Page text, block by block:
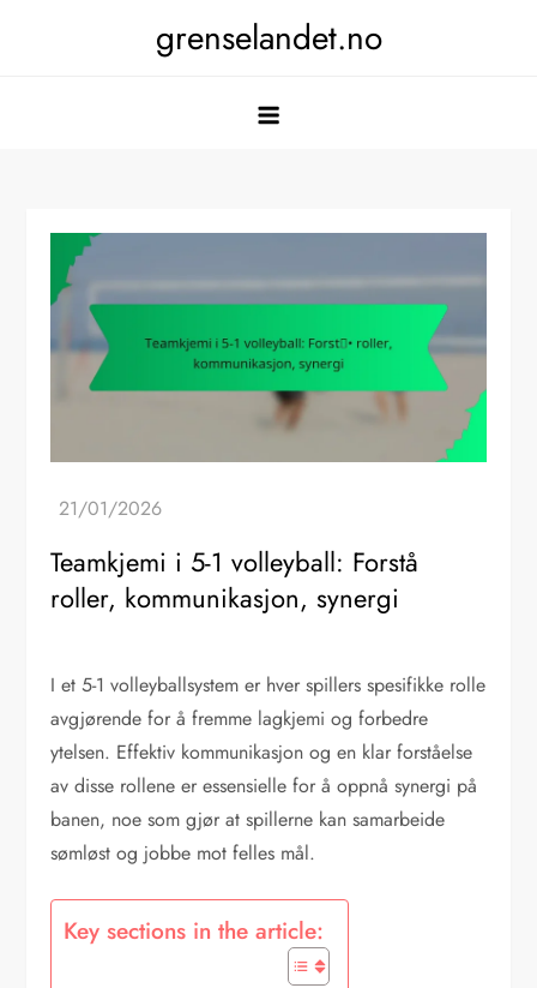
grenselandet.no
Teamkjemi i 5-1 volleyball: Forstå
roller, kommunikasjon, synergi
I et 5-1 volleyballsystem er hver spillers spesifikke rolle
avgjørende for å fremme lagkjemi og forbedre
ytelsen. Effektiv kommunikasjon og en klar forståelse
av disse rollene er essensielle for å oppnå synergi på
banen, noe som gjør at spillerne kan samarbeide
sømløst og jobbe mot felles mål.
Key sections in the article: